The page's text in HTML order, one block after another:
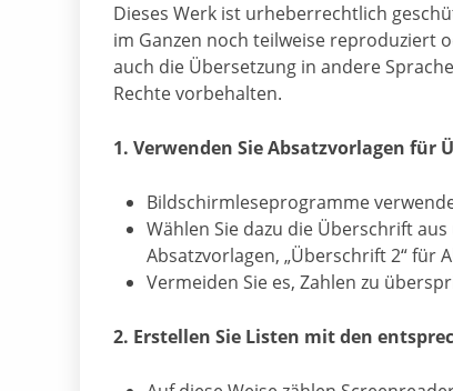
Dieses Werk ist urheberrechtlich
im Ganzen noch teilweise reproduziert
auch die Übersetzung in andere
Rechte vorbehalten.
1. Verwenden Sie Absatzvorlagen
Bildschirmleseprogramme
Wählen Sie dazu die Überschrift
Absatzvorlagen, „Überschrift 2“ für
Vermeiden Sie es, Zahlen zu
2. Erstellen Sie Listen mit den